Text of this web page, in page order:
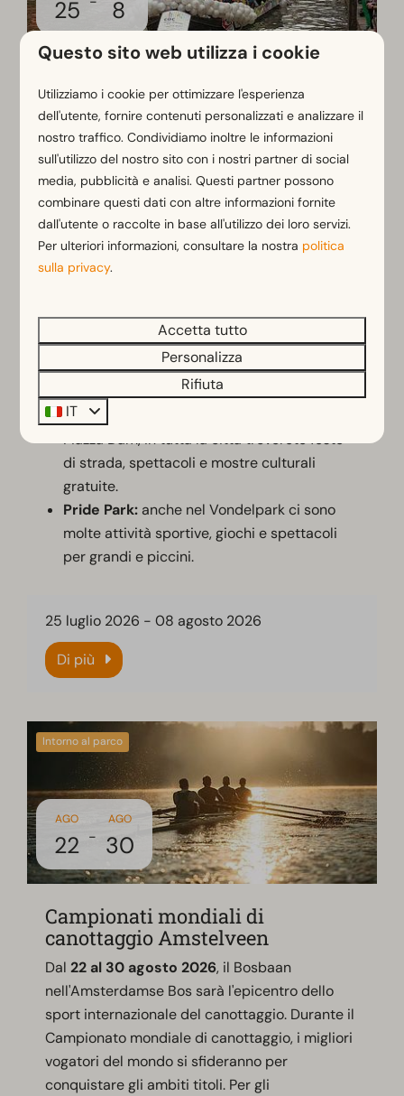
25 8
Quest'estate Amsterdam sarà il cuore pulsante
del mondo. Dal25 luglio all'8 agosto 2026, il
WorldPride si terrà in città. Si tratta di
un'edizione speciale del famoso Pride, in cui
visitatori provenienti da ogni angolo del mondo
si riuniscono per celebrare la libertà, la
diversità e l'amore.
La leggendaria Canal Parade:sabato 1°
agosto, le barche più colorate attraversano i
canali di Amsterdam. Uno spettacolo da
vedere una volta nella vita!
Festival e concerti:
Piazza Dam, in tutta la città troverete feste
di strada, spettacoli e mostre culturali
gratuite.
Pride Park:anche nel Vondelpark ci sono
molte attività sportive, giochi e spettacoli
per grandi e piccini.
25 luglio 2026 -08 agosto 2026
Di più
Intorno al parco
AGO
22 -
AGO
30
Campionati mondiali di
canottaggio Amstelveen
Dal22 al 30 agosto 2026, il Bosbaan
nell'Amsterdamse Bos sarà l'epicentro dello
sport internazionale del canottaggio. Durante il
Campionato mondiale di canottaggio, i migliori
vogatori del mondo si sfideranno per
conquistare gli ambiti titoli. Per gli
Questo sito web utilizza i cookie
Utilizziamo i cookie per ottimizzare l'esperienza
dell'utente, fornire contenuti personalizzati e analizzare il
nostro traffico. Condividiamo inoltre le informazioni
sull'utilizzo del nostro sito con i nostri partner di social
media, pubblicità e analisi. Questi partner possono
combinare questi dati con altre informazioni fornite
dall'utente o raccolte in base all'utilizzo dei loro servizi.
Per ulteriori informazioni, consultare la nostra politica
sulla privacy.
Accetta tutto
Personalizza
Rifiuta
IT